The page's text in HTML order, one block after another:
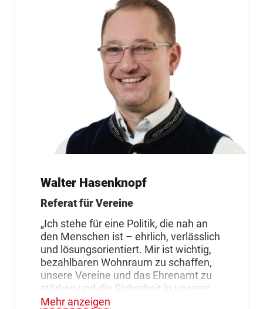
Walter Hasenknopf
Referat für Vereine
„Ich stehe für eine Politik, die nah an
den Menschen ist – ehrlich, verlässlich
und lösungsorientiert. Mir ist wichtig,
bezahlbaren Wohnraum zu schaffen,
unsere Vereine und das Ehrenamt zu
stärken und die Sicherheit in unserer
Stadt weiter auszubauen.“
Mehr anzeigen